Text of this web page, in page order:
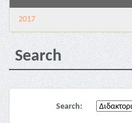
2017
Search
Search: